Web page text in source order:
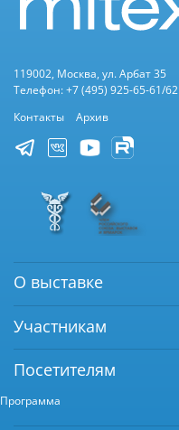
119002, Москва, ул. Арбат 35
Телефон: +7 (495) 925-65-61/62
Контакты
Архив
О выставке
Участникам
Посетителям
Программа